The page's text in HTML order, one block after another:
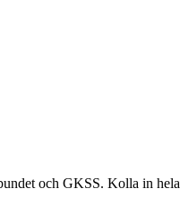
och GKSS. Kolla in hela